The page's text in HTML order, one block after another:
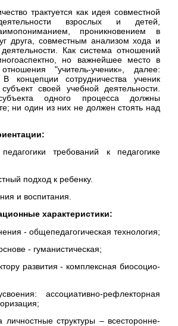
трактуется как идея совместной
взрослых и детей,
проникновением в
друга, совместным анализом хода и
деятельности. Как система отношений
но важнейшее место в
"учитель-ученик», далее:
В концепции сотрудничества ученик
своей учебной деятельности.
одного процесса должны
ни один из них не должен стоять над
требований к педагогике
подход к ребенку.
и воспитания.
характеристики:
- общепедагогическая технология;
- гуманистическая;
развития - комплексная биосоцио-
ассоциативно-рефлекторная
структуры – всесторонне-